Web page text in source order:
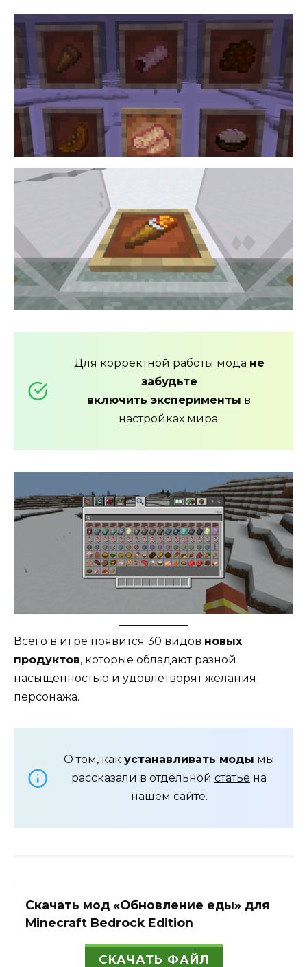
Для корректной работы мода не
забудьте
включить эксперименты в
настройках мира.
Всего в игре появится 30 видов новых
продуктов, которые обладают разной
насыщенностью и удовлетворят желания
персонажа.
О том, как устанавливать моды мы
рассказали в отдельной статье на
нашем сайте.
Скачать мод «Обновление еды» для
Minecraft Bedrock Edition
СКАЧАТЬ ФАЙЛ